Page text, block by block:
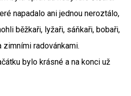
napadalo ani jednou neroztálo,
běžkaři, lyžaři, sáňkaři, bobaři,
radovánkami.
bylo krásné a na konci už